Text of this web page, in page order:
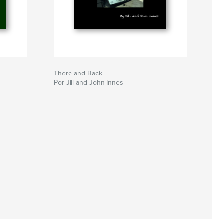
There and Back
Por Jill and John Innes